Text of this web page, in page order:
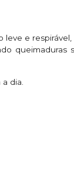
leve e
dia.